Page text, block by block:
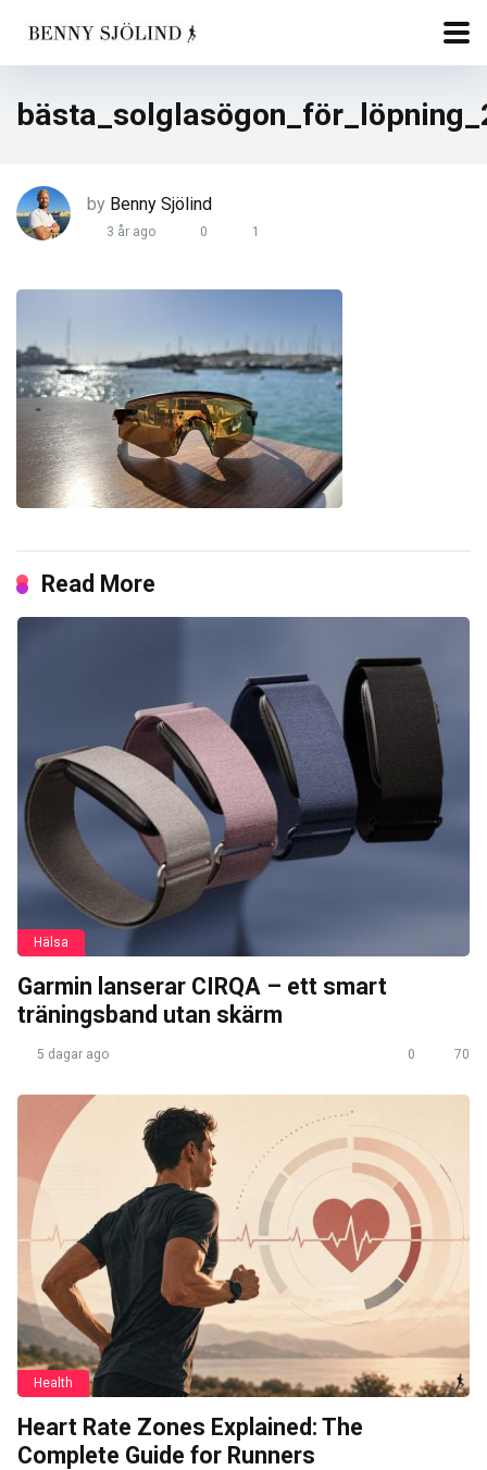
by Benny Sjölind
3 år ago 0 1
Read More
Hälsa
Garmin lanserar CIRQA – ett smart
träningsband utan skärm
5 dagar ago 0 70
Health
Heart Rate Zones Explained: The
Complete Guide for Runners